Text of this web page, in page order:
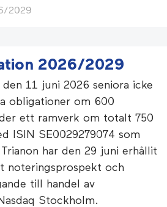
2029
2026/2029
11 juni 2026 seniora icke
obligationer om 600
ett ramverk om totalt 750
ISIN SE0029279074 som
har den 29 juni erhållit
noteringsprospekt och
till handel av
Stockholm.